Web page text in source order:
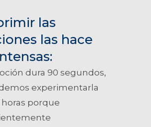
las
las hace
dura 90 segundos,
experimentarla
porque